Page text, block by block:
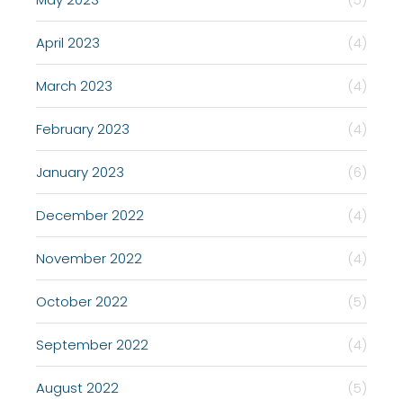
April 2023 (4)
March 2023 (4)
February 2023 (4)
January 2023 (6)
December 2022 (4)
November 2022 (4)
October 2022 (5)
September 2022 (4)
August 2022 (5)